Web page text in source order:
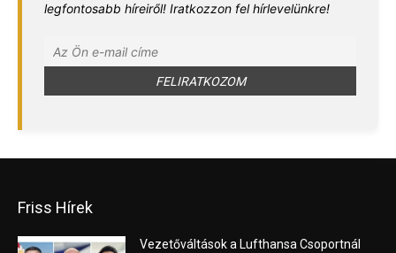
legfontosabb híreiről! Iratkozzon fel hírlevelünkre!
Friss Hírek
Vezetőváltások a Lufthansa Csoportnál